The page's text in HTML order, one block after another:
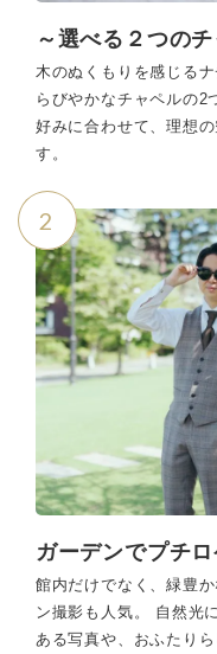
～選べる２つの
木のぬくもりを感じる
らびやかなチャペルの2
好みに合わせて、理想
す。
2
ガーデンでプチ
館内だけでなく、緑豊
ン撮影も人気。 自然光
ある写真や、おふたり